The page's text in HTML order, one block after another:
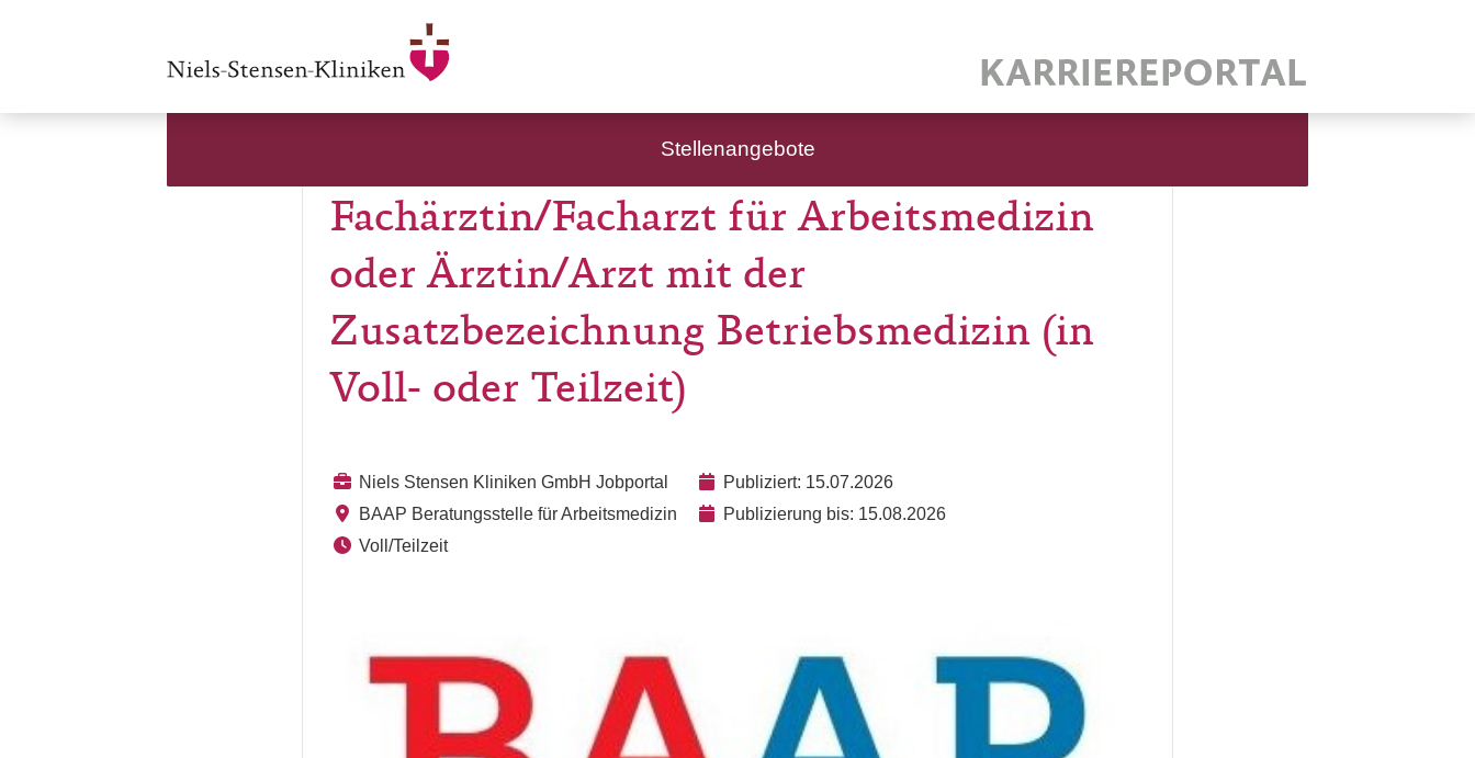
Stellenangebote
Fachärztin/Facharzt für Arbeitsmedizin
oder Ärztin/Arzt mit der
Zusatzbezeichnung Betriebsmedizin (in
Voll- oder Teilzeit)
Niels Stensen Kliniken GmbH Jobportal
BAAP Beratungsstelle für Arbeitsmedizin
Voll/Teilzeit
Publiziert: 15.07.2026
Publizierung bis: 15.08.2026